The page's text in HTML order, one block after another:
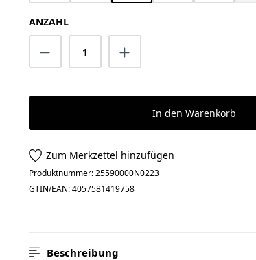
ANZAHL
Produkt Anzahl: Gib den
In den Warenkorb
Zum Merkzettel hinzufügen
Produktnummer:25590000N0223
GTIN/EAN:4057581419758
Beschreibung